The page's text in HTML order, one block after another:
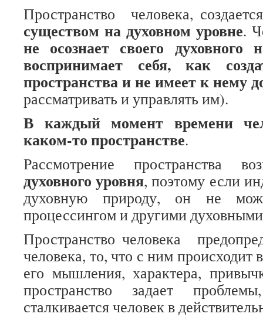
Пространство человека,
существом на духовном уровне.
не осознает своего духовного
воспринимает себя, как
пространства и не имеет к нему
рассматривать и управлять им).
В каждый момент времени
каком-то пространстве.
Рассмотрение пространства
духовного уровня, поэтому если
духовную природу, он не
процессингом и другими
Пространство человека
человека, то, что с ним происходит
его мышления, характера,
пространство задает
сталкивается человек в